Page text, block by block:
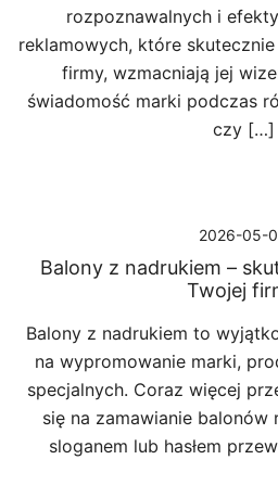
rozpoznawalnych i
reklamowych, które
firmy, wzmacniają jej
świadomość marki podczas
czy […]
2026-05-
Balony z nadrukiem –
Twojej
Balony z nadrukiem to
na wypromowanie marki,
specjalnych. Coraz więcej
się na zamawianie
sloganem lub hasłem